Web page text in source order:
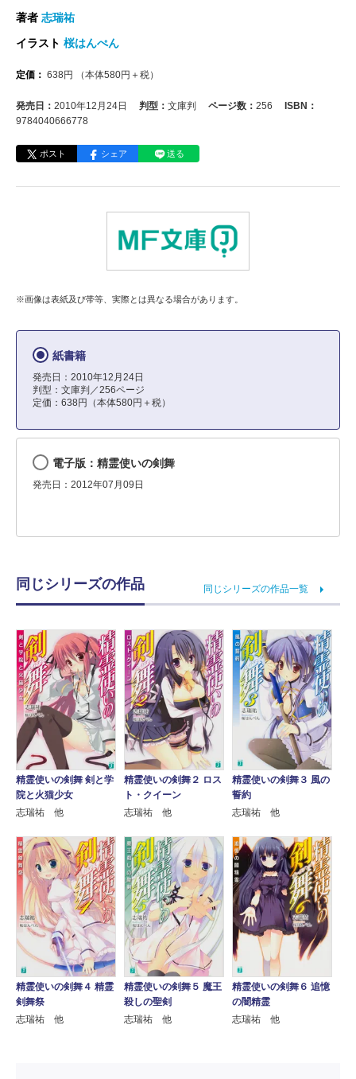
著者 志瑞祐
イラスト 桜はんぺん
定価： 638円 （本体580円＋税）
発売日： 2010年12月24日 判型： 文庫判 ページ数： 256
ISBN：
9784040666778
ポスト シェア 送る
※画像は表紙及び帯等、実際とは異なる場合があります。
紙書籍
発売日：2010年12月24日
判型：文庫判／256ページ
定価：638円（本体580円＋税）
電子版：精霊使いの剣舞
発売日：2012年07月09日
同じシリーズの作品 同じシリーズの作品一覧
精霊使いの剣舞 剣と学
院と火猫少女
志瑞祐 他
精霊使いの剣舞２ ロス
ト・クイーン
志瑞祐 他
精霊使いの剣舞３ 風の
誓約
志瑞祐 他
精霊使いの剣舞４ 精霊
剣舞祭
志瑞祐 他
精霊使いの剣舞５ 魔王
殺しの聖剣
志瑞祐 他
精霊使いの剣舞６ 追憶
の闇精霊
志瑞祐 他